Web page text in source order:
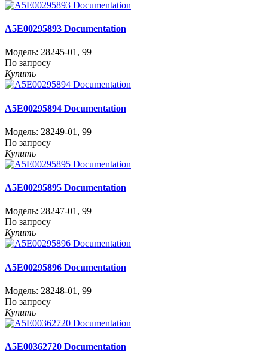
A5E00295893 Documentation
Модель: 28245-01 , 99
По запросу
Купить
A5E00295894 Documentation
Модель: 28249-01 , 99
По запросу
Купить
A5E00295895 Documentation
Модель: 28247-01 , 99
По запросу
Купить
A5E00295896 Documentation
Модель: 28248-01 , 99
По запросу
Купить
A5E00362720 Documentation